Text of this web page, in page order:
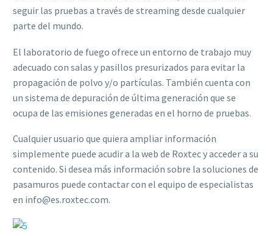
seguir las pruebas a través de streaming desde cualquier
parte del mundo.
El laboratorio de fuego ofrece un entorno de trabajo muy
adecuado con salas y pasillos presurizados para evitar la
propagación de polvo y/o partículas. También cuenta con
un sistema de depuración de última generación que se
ocupa de las emisiones generadas en el horno de pruebas.
Cualquier usuario que quiera ampliar información
simplemente puede acudir a la web de Roxtec y acceder a su
contenido. Si desea más información sobre la soluciones de
pasamuros puede contactar con el equipo de especialistas
en info@es.roxtec.com.